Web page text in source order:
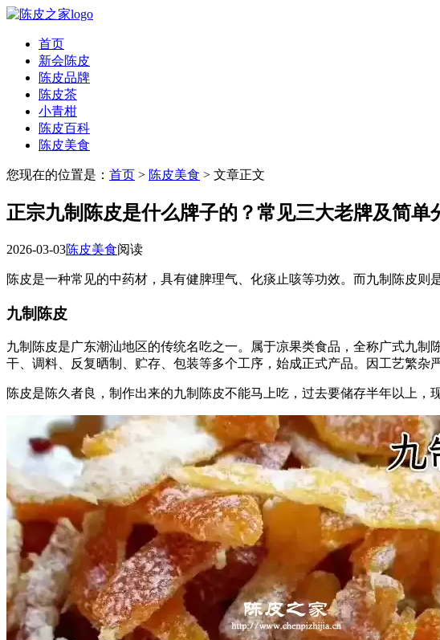
首页
新会陈皮
陈皮品牌
陈皮茶
小青柑
陈皮百科
陈皮美食
您现在的位置是： 首页 > 陈皮美食 > 文章正文
正宗九制陈皮是什么牌子的？常见三大老牌及简单
2026-03-03陈皮美食阅读
陈皮是一种常见的中药材，具有健脾理气、化痰止咳等功效。而九制陈皮
九制陈皮
九制陈皮是广东潮汕地区的传统名吃之一。属于凉果类食品，全称广式九
干、调料、反复晒制、贮存、包装等多个工序，始成正式产品。因工艺繁杂
陈皮是陈久者良，制作出来的九制陈皮不能马上吃，过去要储存半年以上